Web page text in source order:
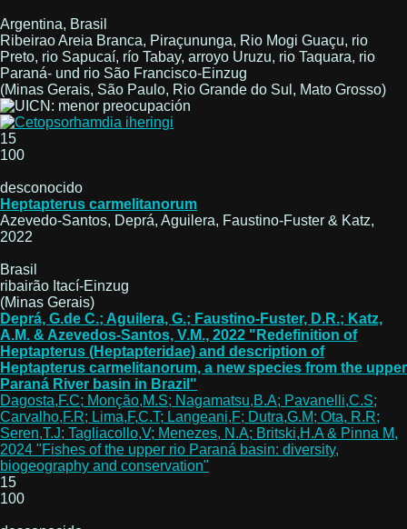
Argentina, Brasil
Ribeirao Areia Branca, Piraçununga, Rio Mogi Guaçu, rio
Preto, rio Sapucaí, río Tabay, arroyo Uruzu, rio Taquara, rio
Paraná- und rio São Francisco-Einzug
(Minas Gerais, São Paulo, Rio Grande do Sul, Mato Grosso)
15
100
desconocido
Heptapterus carmelitanorum
Azevedo-Santos, Deprá, Aguilera, Faustino-Fuster & Katz,
2022
Brasil
ribairão Itací-Einzug
(Minas Gerais)
Deprá, G.de C.; Aguilera, G.; Faustino-Fuster, D.R.; Katz,
A.M. & Azevedos-Santos, V.M., 2022 "Redefinition of
Heptapterus (Heptapteridae) and description of
Heptapterus carmelitanorum, a new species from the upper
Paraná River basin in Brazil"
Dagosta,F.C; Monção,M.S; Nagamatsu,B.A; Pavanelli,C.S;
Carvalho,F.R; Lima,F,C.T; Langeani,F; Dutra,G.M; Ota, R.R;
Seren,T.J; Tagliacollo,V; Menezes, N.A; Britski,H.A & Pinna M,
2024 "Fishes of the upper rio Paraná basin: diversity,
biogeography and conservation"
15
100